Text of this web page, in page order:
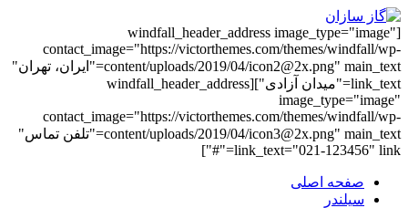
[windfall_header_address image_type="image"
contact_image="https://victorthemes.com/themes/windfall/wp-
content/uploads/2019/04/icon2@2x.png" main_text="ایران، تهران"
link_text="میدان آزادی"][windfall_header_address
image_type="image"
contact_image="https://victorthemes.com/themes/windfall/wp-
content/uploads/2019/04/icon3@2x.png" main_text="تلفن تماس"
link_text="021-123456" link="#"]
صفحه اصلی
سیلندر